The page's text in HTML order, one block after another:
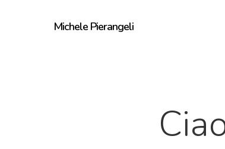
Michele Pierangeli